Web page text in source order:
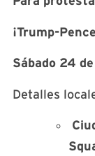
¡Trump-
Sábado 24
Detalles